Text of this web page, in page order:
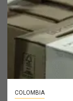
COLOMBIA